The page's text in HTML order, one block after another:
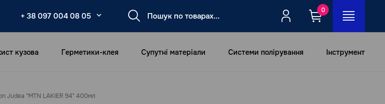
+ 38 097 004 08 05
0
кузова Герметики-клея Супутні матеріали Системи полірування Інструмент
Judea "MTN LAKIER 94" 400мл